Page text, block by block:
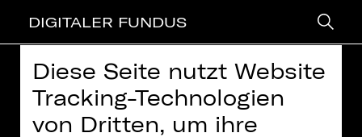
DIGITALER FUNDUS
> zurück
BRUNDIBÁR
Diese Seite nutzt Website
Tracking-Technologien
von Dritten, um ihre